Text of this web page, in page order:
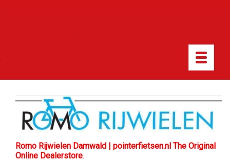
Toggle
Romo Rijwielen Damwald | pointerfietsen.nl The Original
Online Dealerstore.